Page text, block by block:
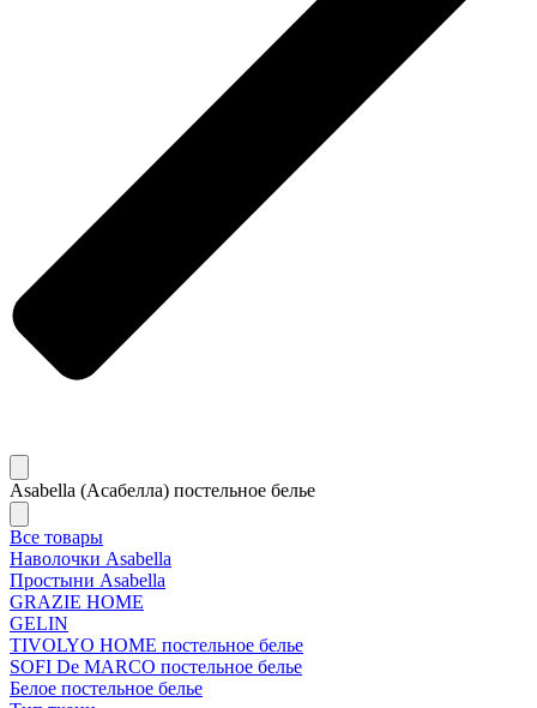
Asabella (Асабелла) постельное белье
Все товары
Наволочки Asabella
Простыни Asabella
GRAZIE HOME
GELIN
TIVOLYO HOME постельное белье
SOFI De MARCO постельное белье
Белое постельное белье